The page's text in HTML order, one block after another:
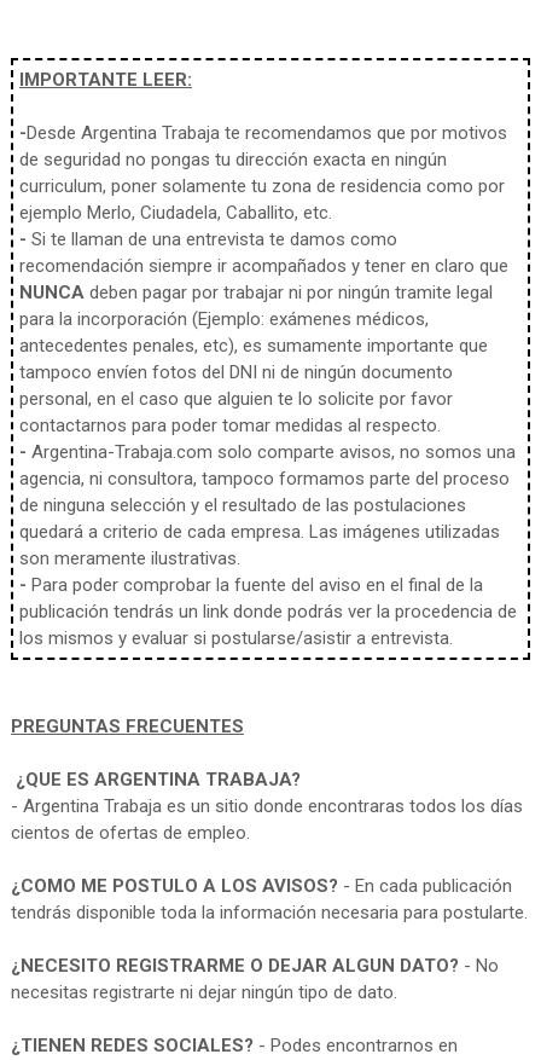
IMPORTANTE LEER:
-Desde Argentina Trabaja te recomendamos que por motivos
de seguridad no pongas tu dirección exacta en ningún
curriculum, poner solamente tu zona de residencia como por
ejemplo Merlo, Ciudadela, Caballito, etc.
- Si te llaman de una entrevista te damos como
recomendación siempre ir acompañados y tener en claro que
NUNCAdeben pagar por trabajar ni por ningún tramite legal
para la incorporación (Ejemplo: exámenes médicos,
antecedentes penales, etc), es sumamente importante que
tampoco envíen fotos del DNI ni de ningún documento
personal, en el caso que alguien te lo solicite por favor
contactarnos para poder tomar medidas al respecto.
- Argentina-Trabaja.com solo comparte avisos, no somos una
agencia, ni consultora, tampoco formamos parte del proceso
de ninguna selección y el resultado de las postulaciones
quedará a criterio de cada empresa. Las imágenes utilizadas
son meramente ilustrativas.
- Para poder comprobar la fuente del aviso en el final de la
publicación tendrás un link donde podrás ver la procedencia de
los mismos y evaluar si postularse/asistir a entrevista.
PREGUNTAS FRECUENTES
¿QUE ES ARGENTINA TRABAJA?
- Argentina Trabaja es un sitio donde encontraras todos los días
cientos de ofertas de empleo.
¿COMO ME POSTULO A LOS AVISOS? - En cada publicación
tendrás disponible toda la información necesaria para postularte.
¿NECESITO REGISTRARME O DEJAR ALGUN DATO? - No
necesitas registrarte ni dejar ningún tipo de dato.
¿TIENEN REDES SOCIALES? - Podes encontrarnos en